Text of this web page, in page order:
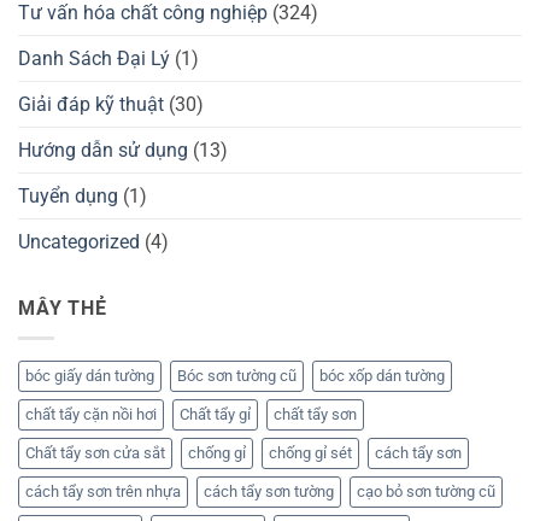
Tư vấn hóa chất công nghiệp (324)
Danh Sách Đại Lý (1)
Giải đáp kỹ thuật (30)
Hướng dẫn sử dụng (13)
Tuyển dụng (1)
Uncategorized (4)
MÂY THẺ
bóc giấy dán tường Bóc sơn tường cũ bóc xốp dán tường
chất tẩy cặn nồi hơi Chất tẩy gỉ chất tẩy sơn
Chất tẩy sơn cửa sắt chống gỉ chống gỉ sét cách tẩy sơn
cách tẩy sơn trên nhựa cách tẩy sơn tường cạo bỏ sơn tường cũ